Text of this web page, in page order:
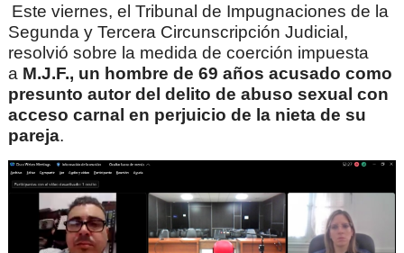
Este viernes, el Tribunal de Impugnaciones de la
Segunda y Tercera Circunscripción Judicial,
resolvió sobre la medida de coerción impuesta
a M.J.F., un hombre de 69 años acusado como
presunto autor del delito de abuso sexual con
acceso carnal en perjuicio de la nieta de su
pareja.